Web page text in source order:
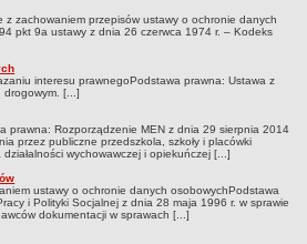
zachowaniem przepisów ustawy o ochronie danych
pkt 9a ustawy z dnia 26 czerwca 1974 r. – Kodeks
interesu prawnegoPodstawa prawna: Ustawa z
drogowym. [...]
prawna: Rozporządzenie MEN z dnia 29 sierpnia 2014
przez publiczne przedszkola, szkoły i placówki
wychowawczej i opiekuńczej [...]
ustawy o ochronie danych osobowychPodstawa
i Polityki Socjalnej z dnia 28 maja 1996 r. w sprawie
dokumentacji w sprawach [...]